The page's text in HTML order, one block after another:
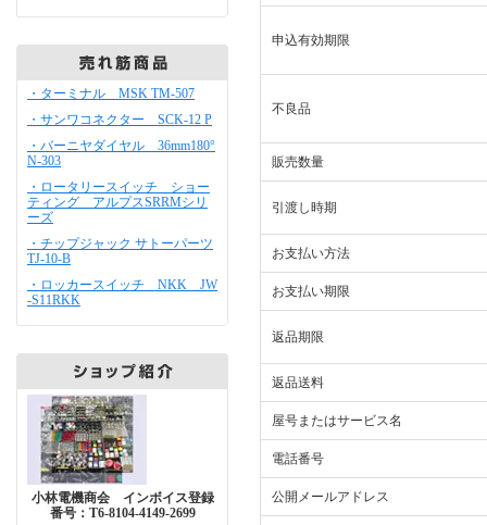
・ターミナル MSK TM-507
・サンワコネクター SCK-12 P
・バーニヤダイヤル 36mm180°
N-303
・ロータリースイッチ ショー
ティング アルプスSRRMシリ
ーズ
・チップジャック サトーパーツ
TJ-10-B
・ロッカースイッチ NKK JW
-S11RKK
小林電機商会 インボイス登録
番号：T6-8104-4149-2699
申込有効期限
不良品
販売数量
引渡し時期
お支払い方法
お支払い期限
返品期限
返品送料
屋号またはサービス名
電話番号
公開メールアドレス